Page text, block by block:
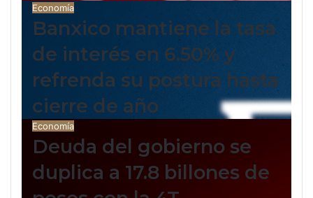
Economía
Banxico mantiene la tasa
de interés en 6.50% y
refrenda su postura hasta
cierre de año
Economía
Deuda del gobierno se
duplica a 17.8 billones de